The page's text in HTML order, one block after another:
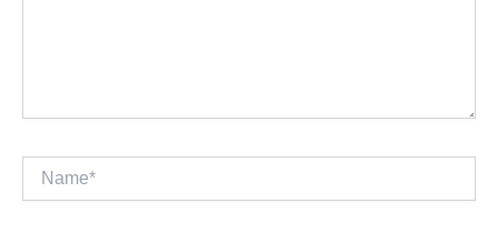
Name*